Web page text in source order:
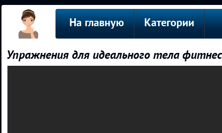
На главную Категории
Упражнения для идеального тела